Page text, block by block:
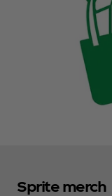
Sprite merch